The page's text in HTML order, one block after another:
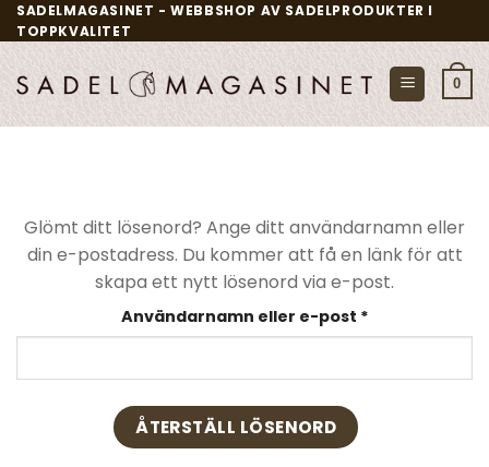
Skip
to
content
SADELMAGASINET - WEBBSHOP AV SADELPRODUKTER I
TOPPKVALITET
0
Glömt ditt lösenord? Ange ditt användarnamn eller
din e-postadress. Du kommer att få en länk för att
skapa ett nytt lösenord via e-post.
Användarnamn eller e-post *Obligatoriskt
ÅTERSTÄLL LÖSENORD